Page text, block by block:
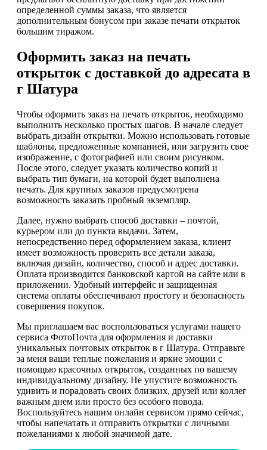
определенной суммы заказа, что является
дополнительным бонусом при заказе печати открыток
большим тиражом.
Оформить заказ на печать
открыток с доставкой до адресата в
г Шатура
Чтобы оформить заказ на печать открыток, необходимо
выполнить несколько простых шагов. В начале следует
выбрать дизайн открытки. Можно использовать готовые
шаблоны, предложенные компанией, или загрузить свое
изображение, с фотографией или своим рисунком.
После этого, следует указать количество копий и
выбрать тип бумаги, на которой будет выполнена
печать. Для крупных заказов предусмотрена
возможность заказать пробный экземпляр.
Далее, нужно выбрать способ доставки – почтой,
курьером или до пункта выдачи. Затем,
непосредственно перед оформлением заказа, клиент
имеет возможность проверить все детали заказа,
включая дизайн, количество, способ и адрес доставки.
Оплата производится банковской картой на сайте или в
приложении. Удобный интерфейс и защищенная
система оплаты обеспечивают простоту и безопасность
совершения покупок.
Мы приглашаем вас воспользоваться услугами нашего
сервиса ФотоПочта для оформления и доставки
уникальных почтовых открыток в г Шатура. Отправьте
за меня ваши теплые пожелания и яркие эмоции с
помощью красочных открыток, созданных по вашему
индивидуальному дизайну. Не упустите возможность
удивить и порадовать своих близких, друзей или коллег
важным днем или просто без особого повода.
Воспользуйтесь нашим онлайн сервисом прямо сейчас,
чтобы напечатать и отправить открытки с личными
пожеланиями к любой значимой дате.